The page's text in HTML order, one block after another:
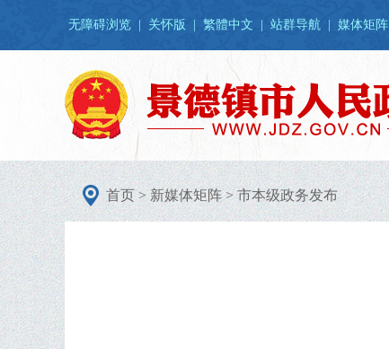
无障碍浏览 关怀版 繁體中文 站群导航 媒体矩阵
首页>新媒体矩阵>市本级政务发布